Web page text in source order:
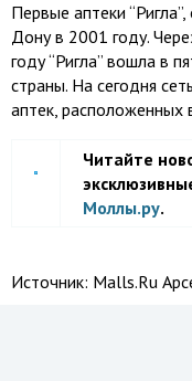
Первые аптеки
Дону в 2001 году.
году “Ригла” вошла в
страны. На сегодня
аптек, расположенных
Читайте
Моллы.ру.
Источник: Malls.Ru